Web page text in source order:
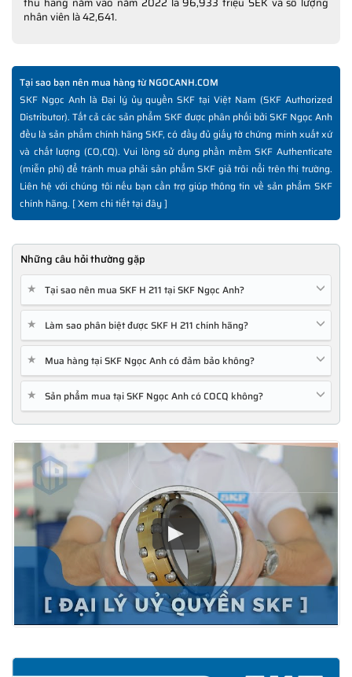
nhân viên là 42,641.
Tại sao bạn nên mua hàng từ NGOCANH.COM
SKF Ngọc Anh là Đại lý ủy quyền SKF tại Việt Nam (SKF Authorized
Distributor). Tất cả các sản phẩm SKF được phân phối bởi SKF Ngọc Anh
đều là sản phẩm chính hãng SKF, có đầy đủ giấy tờ chứng minh xuất xứ
và chất lượng (CO,CQ). Vui lòng sử dụng phần mềm SKF Authenticate
(miễn phí) để tránh mua phải sản phẩm SKF giả trôi nổi trên thị trường.
Liên hệ với chúng tôi nếu bạn cần trợ giúp thông tin về sản phẩm SKF
chính hãng. [Xem chi tiết tại đây]
Những câu hỏi thường gặp
★ Tại sao nên mua SKF H 211 tại SKF Ngọc Anh?
★ Làm sao phân biệt được SKF H 211 chính hãng?
★ Mua hàng tại SKF Ngọc Anh có đảm bảo không?
★ Sản phẩm mua tại SKF Ngọc Anh có COCQ không?